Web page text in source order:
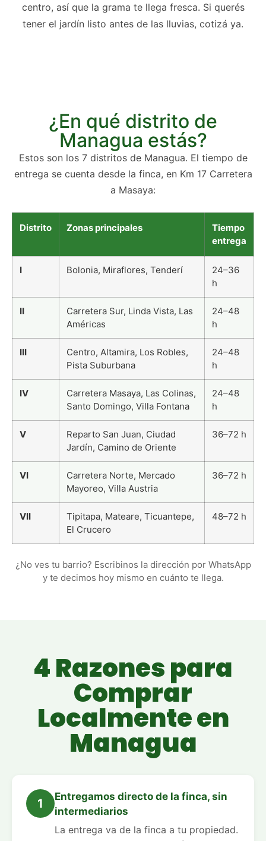
centro, así que la grama te llega fresca. Si querés
tener el jardín listo antes de las lluvias, cotizá ya.
¿En qué distrito de
Managua estás?
Estos son los 7 distritos de Managua. El tiempo de
entrega se cuenta desde la finca, en Km 17 Carretera
a Masaya:
Distrito Zonas principales
Tiempo
entrega
I Bolonia, Miraflores, Tenderí
24–36
h
II
Carretera Sur, Linda Vista, Las
Américas
24–48
h
III
Centro, Altamira, Los Robles,
Pista Suburbana
24–48
h
IV
Carretera Masaya, Las Colinas,
Santo Domingo, Villa Fontana
24–48
h
V
Reparto San Juan, Ciudad
Jardín, Camino de Oriente
36–72 h
VI
Carretera Norte, Mercado
Mayoreo, Villa Austria
36–72 h
VII
Tipitapa, Mateare, Ticuantepe,
El Crucero
48–72 h
¿No ves tu barrio? Escribinos la dirección por WhatsApp
y te decimos hoy mismo en cuánto te llega.
4 Razones para
Comprar
Localmente en
Managua
1
Entregamos directo de la finca, sin
intermediarios
La entrega va de la finca a tu propiedad.